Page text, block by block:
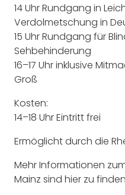
14 Uhr Rundgang in
Verdolmetschung in
15 Uhr Rundgang für
Sehbehinderung
16–17 Uhr inklusive
Groß
Kosten:
14–18 Uhr Eintritt frei
Ermöglicht durch die
Mehr Informationen
Mainz sind hier zu